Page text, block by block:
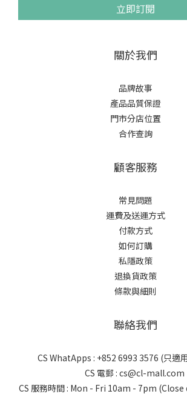
立即訂閱
關於我們
品牌故事
產品品質保證
門市分店位置
合作查詢
顧客服務
常見問題
運費及送運方式
付款方式
如何訂購
私隱政策
退換貨政策
條款與細則
聯絡我們
CS WhatApps : +852 6993 3576 (只適
CS 電郵 : cs@cl-mall.com
CS 服務時間 : Mon - Fri 10am - 7pm